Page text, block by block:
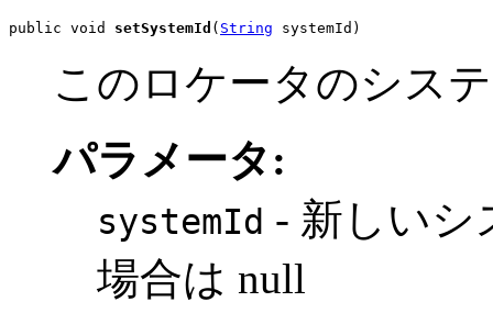
public void setSystemId ( String systemId)
このロケータのシス
パラメータ:
systemId - 新しいシ
場合は null